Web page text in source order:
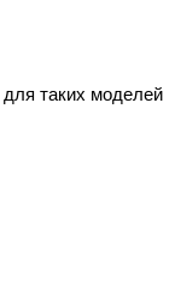
таких моделей